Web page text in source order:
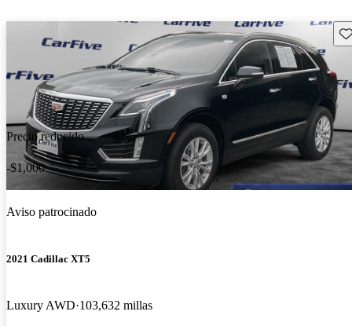
Precio reducido
-$1,000
Aviso patrocinado
2021 Cadillac XT5
Luxury AWD 103,632 millas